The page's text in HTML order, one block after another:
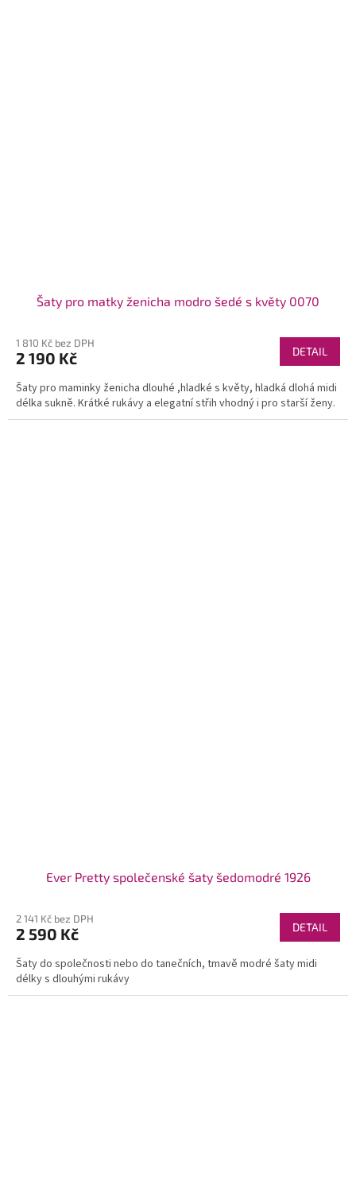
Šaty pro matky ženicha modro šedé s květy 0070
1 810 Kč bez DPH
2 190 Kč DETAIL
Šaty pro maminky ženicha dlouhé ,hladké s květy, hladká dlohá midi
délka sukně. Krátké rukávy a elegatní střih vhodný i pro starší ženy.
Ever Pretty společenské šaty šedomodré 1926
2 141 Kč bez DPH
2 590 Kč DETAIL
Šaty do společnosti nebo do tanečních, tmavě modré šaty midi
délky s dlouhými rukávy